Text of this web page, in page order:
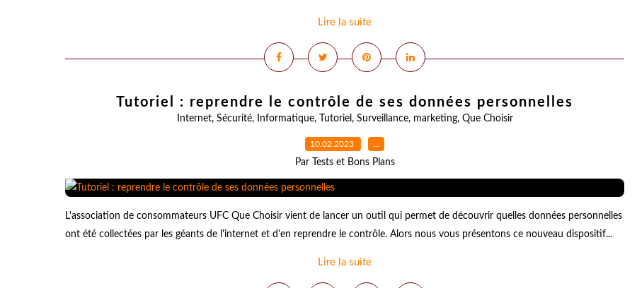
Lire la suite
Tutoriel : reprendre le contrôle de ses données personnelles
Internet, Sécurité, Informatique, Tutoriel , Surveillance, marketing, Que Choisir
10.02.2023 …
Par Tests et Bons Plans
L'association de consommateurs UFC Que Choisir vient de lancer un outil qui permet de découvrir quelles données personnelles
ont été collectées par les géants de l'internet et d'en reprendre le contrôle. Alors nous vous présentons ce nouveau dispositif...
Lire la suite